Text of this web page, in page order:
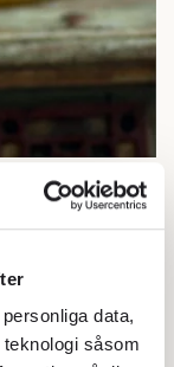
data,
såsom
mot den